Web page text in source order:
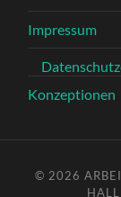
Impressum
Konzeptionen
© 2026